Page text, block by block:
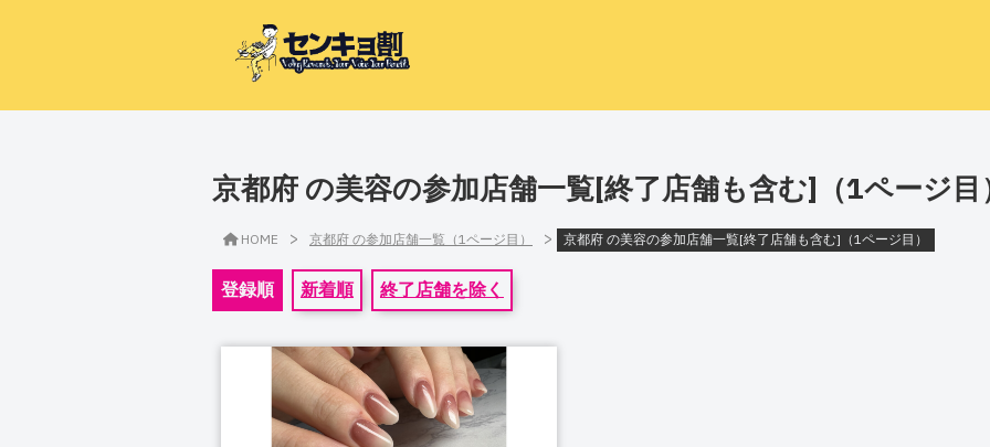
京都府 の美容の参加店舗一覧[終了店舗も含む]（1ページ目
HOME > 京都府 の参加店舗一覧（1ページ目） > 京都府 の美容の参加店舗一覧[終了店舗も含む]（1ページ目）
登録順 新着順 終了店舗を除く